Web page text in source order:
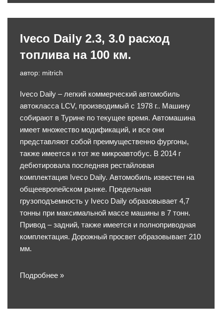
Iveco Daily 2.3, 3.0 расход
топлива на 100 км.
автор: mitrich
Iveco Daily – легкий коммерческий автомобиль
автокласса LCV, производимый с 1978 г.. Машину
собирают в Турине по текущее время. Автомашина
имеет множество модификаций, и все они
представляют собой преимущественно фургоны,
также имеется и тот же микроавтобус. В 2014 г
дебютировала последняя рестайловая
комплектация Iveco Daily. Автомобиль известен на
общеевропейском рынке. Предельная
грузоподъемность у Iveco Daily образовывает 4,7
тонны при максимальной массе машины в 7 тонн.
Привод – задний, также имеется и полноприводная
комплектация. Дорожный просвет образовывает 210
мм.
Подробнее »